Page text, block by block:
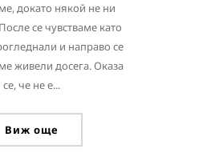
докато някой не ни
се чувстваме като
и направо се
живели досега. Оказа
се, че не е...
Виж още